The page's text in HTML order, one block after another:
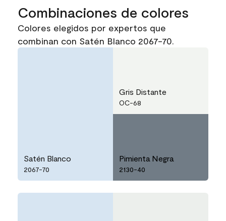
Combinaciones de colores
Colores elegidos por expertos que
combinan con Satén Blanco 2067-70.
Satén Blanco
2067-70
Gris Distante
OC-68
Pimienta Negra
2130-40